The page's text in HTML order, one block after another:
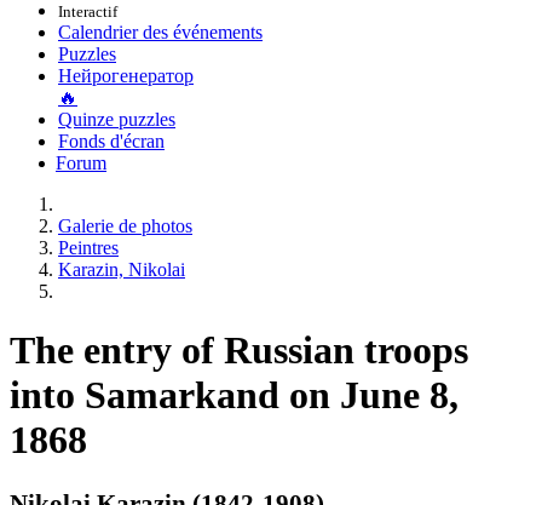
Interactif
Calendrier des événements
Puzzles
Нейрогенератор
🔥
Quinze puzzles
Fonds d'écran
Forum
Galerie de photos
Peintres
Karazin, Nikolai
The entry of Russian troops
into Samarkand on June 8,
1868